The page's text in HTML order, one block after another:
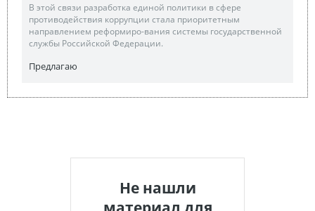
В этой связи разработка единой политики в сфере
противодействия коррупции стала приоритетным
направлением реформиро-вания системы государственной
службы Российской Федерации.
Предлагаю
Не нашли